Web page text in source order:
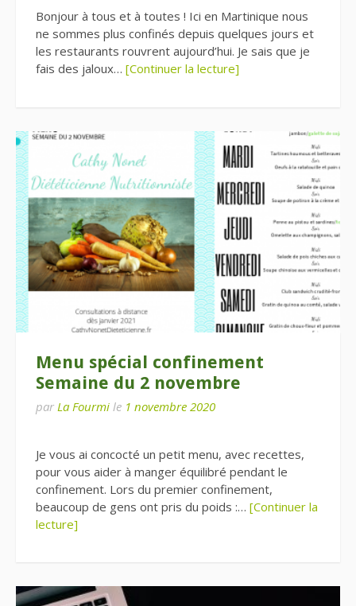
Bonjour à tous et à toutes ! Ici en Martinique nous
ne sommes plus confinés depuis quelques jours et
les restaurants rouvrent aujourd’hui. Je sais que je
fais des jaloux… [Continuer la lecture]
Menu spécial confinement
Semaine du 2 novembre
par La Fourmi le 1 novembre 2020
Je vous ai concocté un petit menu, avec recettes,
pour vous aider à manger équilibré pendant le
confinement. Lors du premier confinement,
beaucoup de gens ont pris du poids :… [Continuer la
lecture]